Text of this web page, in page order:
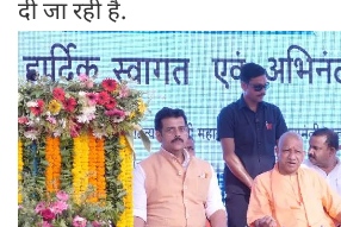
दी जा रही है.